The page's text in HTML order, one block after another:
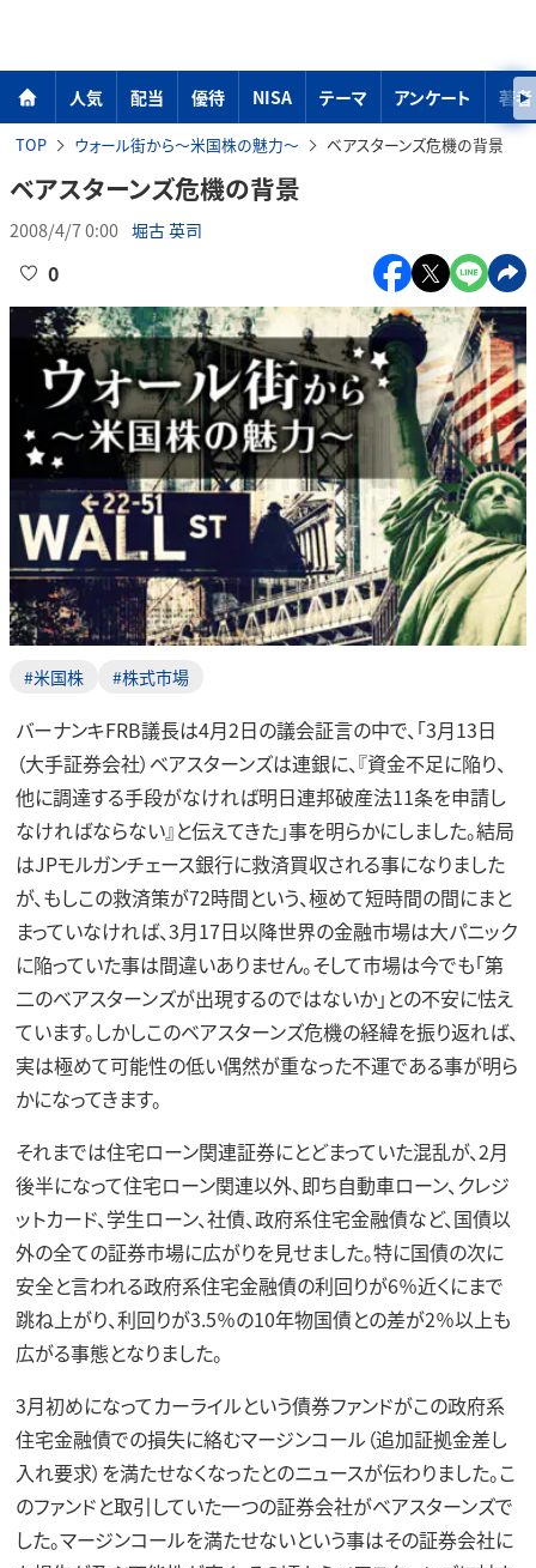
人気 配当 優待 NISA テーマ アンケート 著者
TOP ウォール街から～米国株の魅力～ ベアスターンズ危機の背景
ベアスターンズ危機の背景
2008/4/7 0:00 堀古 英司
0
#米国株 #株式市場
バーナンキFRB議長は4月2日の議会証言の中で、「3月13日
（大手証券会社）ベアスターンズは連銀に、『資金不足に陥り、
他に調達する手段がなければ明日連邦破産法11条を申請し
なければならない』と伝えてきた」事を明らかにしました。結局
はJPモルガンチェース銀行に救済買収される事になりました
が、もしこの救済策が72時間という、極めて短時間の間にまと
まっていなければ、3月17日以降世界の金融市場は大パニック
に陥っていた事は間違いありません。そして市場は今でも「第
二のベアスターンズが出現するのではないか」との不安に怯え
ています。しかしこのベアスターンズ危機の経緯を振り返れば、
実は極めて可能性の低い偶然が重なった不運である事が明ら
かになってきます。
それまでは住宅ローン関連証券にとどまっていた混乱が、2月
後半になって住宅ローン関連以外、即ち自動車ローン、クレジ
ットカード、学生ローン、社債、政府系住宅金融債など、国債以
外の全ての証券市場に広がりを見せました。特に国債の次に
安全と言われる政府系住宅金融債の利回りが6％近くにまで
跳ね上がり、利回りが3.5％の10年物国債との差が2％以上も
広がる事態となりました。
3月初めになってカーライルという債券ファンドがこの政府系
住宅金融債での損失に絡むマージンコール（追加証拠金差し
入れ要求）を満たせなくなったとのニュースが伝わりました。こ
のファンドと取引していた一つの証券会社がベアスターンズで
した。マージンコールを満たせないという事はその証券会社に